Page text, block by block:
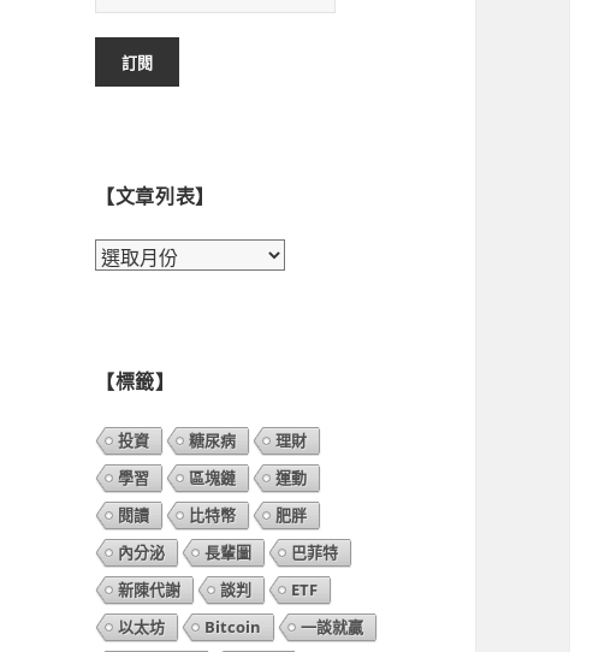
【文章列表】
【文
【標籤】
投資 糖尿病
理財
學習
區塊鏈
運動
閱讀
比特幣
肥胖
內分泌
長輩圖
巴菲特
新陳代謝
談判
ETF
以太坊
Bitcoin
一談就贏